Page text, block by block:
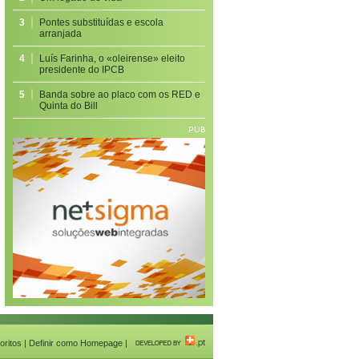
3
Pontes substituídas e escola
arranjada
4
Luís Farinha, o «oleirense» eleito
presidente do IPCB
5
Banda sobre ao placo com os RED e
Quinta do Bill
| Definir como Homepage |